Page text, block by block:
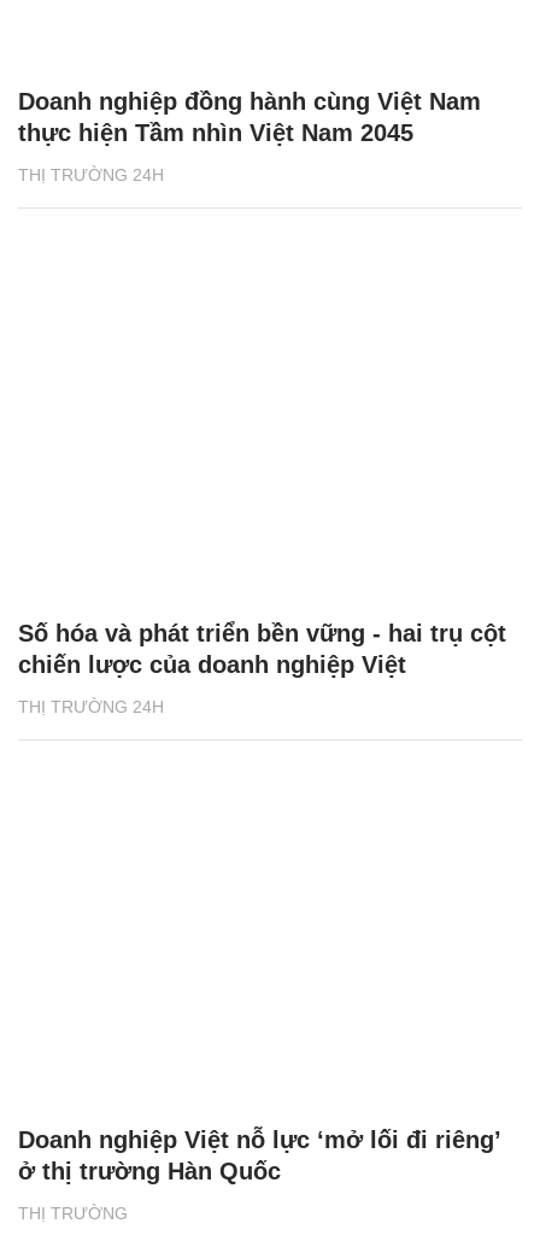
THỊ TRƯỜNG 24H
Doanh nghiệp đồng hành cùng Việt Nam
thực hiện Tầm nhìn Việt Nam 2045
THỊ TRƯỜNG 24H
Số hóa và phát triển bền vững - hai trụ cột
chiến lược của doanh nghiệp Việt
THỊ TRƯỜNG
Doanh nghiệp Việt nỗ lực ‘mở lối đi riêng’
ở thị trường Hàn Quốc